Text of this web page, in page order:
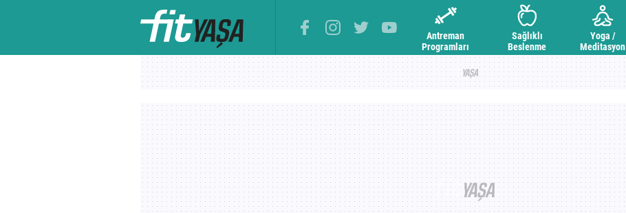
Antreman
Programları
Sağlıklı
Beslenme
Yoga /
Meditasyon